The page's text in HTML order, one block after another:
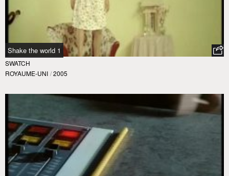
Shake the world 1
SWATCH
ROYAUME-UNI / 2005